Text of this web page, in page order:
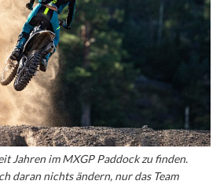
Jahren im MXGP Paddock zu finden.
daran nichts ändern, nur das Team